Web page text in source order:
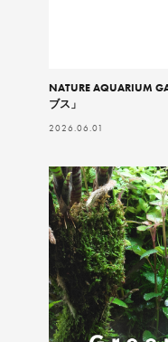
NATURE AQUARIUM
ブス」
2026.06.01